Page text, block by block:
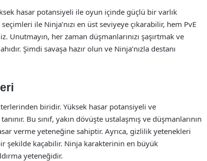
hasar potansiyeli ile oyun içinde güçlü bir varlık
ile Ninja’nızı en üst seviyeye çıkarabilir, hem PvE
Unutmayın, her zaman düşmanlarınızı şaşırtmak ve
Şimdi savaşa hazır olun ve Ninja’nızla destanı
biridir. Yüksek hasar potansiyeli ve
Bu sınıf, yakın dövüşte ustalaşmış ve düşmanlarının
verme yeteneğine sahiptir. Ayrıca, gizlilik yetenekleri
şekilde kaçabilir. Ninja karakterinin en büyük
yeteneğidir.